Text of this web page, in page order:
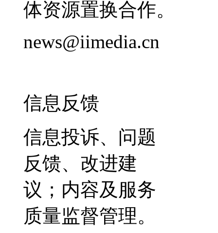
体资源置换合作。
news@iimedia.cn
信息反馈
信息投诉、问题
反馈、改进建
议；内容及服务
质量监督管理。